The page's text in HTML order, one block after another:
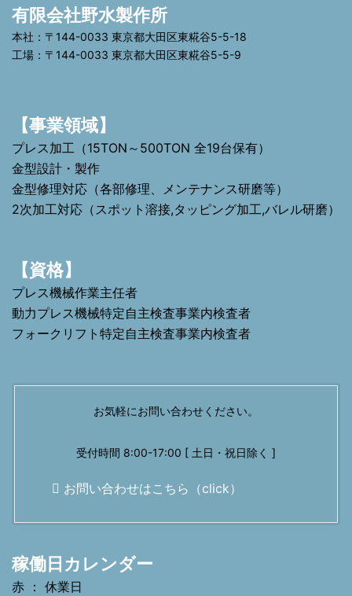
有限会社野水製作所
本社：〒144-0033 東京都大田区東糀谷5-5-18
工場：〒144-0033 東京都大田区東糀谷5-5-9
【事業領域】
プレス加工（15TON～500TON 全19台保有）
金型設計・製作
金型修理対応（各部修理、メンテナンス研磨等）
2次加工対応（スポット溶接,タッピング加工,バレル研磨）
【資格】
プレス機械作業主任者
動力プレス機械特定自主検査事業内検査者
フォークリフト特定自主検査事業内検査者
お気軽にお問い合わせください。
受付時間 8:00-17:00 [ 土日・祝日除く ]
お問い合わせはこちら（click）
稼働日カレンダー
赤 ： 休業日